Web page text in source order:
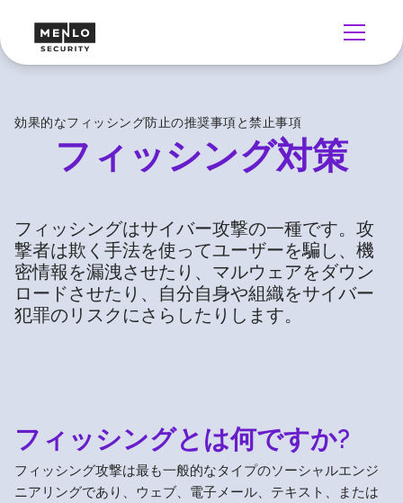
効果的なフィッシング防止の推奨事項と禁止事項
フィッシング対策
フィッシングはサイバー攻撃の一種です。攻
撃者は欺く手法を使ってユーザーを騙し、機
密情報を漏洩させたり、マルウェアをダウン
ロードさせたり、自分自身や組織をサイバー
犯罪のリスクにさらしたりします。
フィッシングとは何ですか?
フィッシング攻撃は最も一般的なタイプのソーシャルエンジ
ニアリングであり、ウェブ、電子メール、テキスト、または